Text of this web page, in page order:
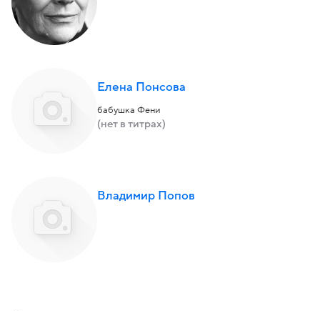
Елена Понсова
бабушка Фени
(нет в титрах)
Владимир Попов